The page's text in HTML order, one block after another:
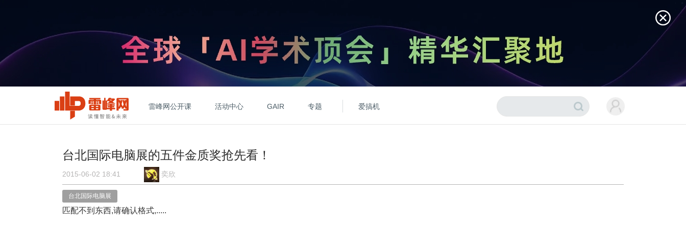
雷峰网公开课 活动中心 GAIR 专题 爱搞机
台北国际电脑展的五件金质奖抢先看！
2015-06-02 18:41 奕欣
台北国际电脑展
匹配不到东西,请确认格式,.....